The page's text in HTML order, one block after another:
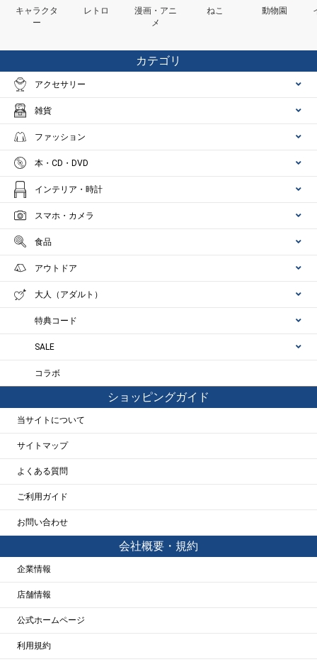
キャラクタ
ー
レトロ
漫画・アニ
メ
ねこ 動物園
カテゴリ
アクセサリー
雑貨
ファッション
本・CD・DVD
インテリア・時計
スマホ・カメラ
食品
アウトドア
大人（アダルト）
特典コード
SALE
コラボ
ショッピングガイド
当サイトについて
サイトマップ
よくある質問
ご利用ガイド
お問い合わせ
会社概要・規約
企業情報
店舗情報
公式ホームページ
利用規約